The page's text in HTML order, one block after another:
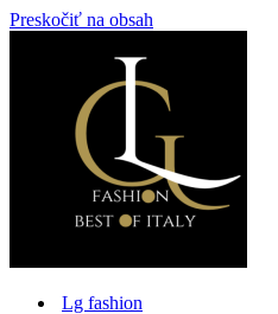
Preskočiť na obsah
Lg fashion